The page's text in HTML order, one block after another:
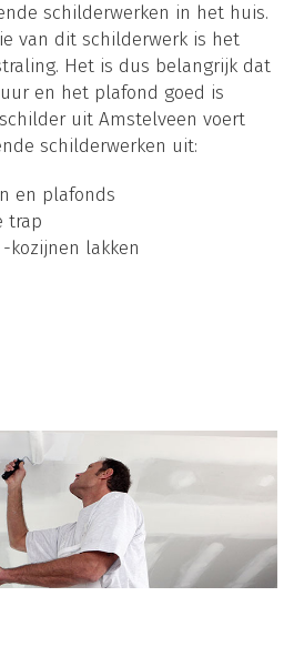
schilderwerken in het huis.
van dit schilderwerk is het
Het is dus belangrijk dat
en het plafond goed is
uit Amstelveen voert
schilderwerken uit:
en plafonds
trap
kozijnen lakken